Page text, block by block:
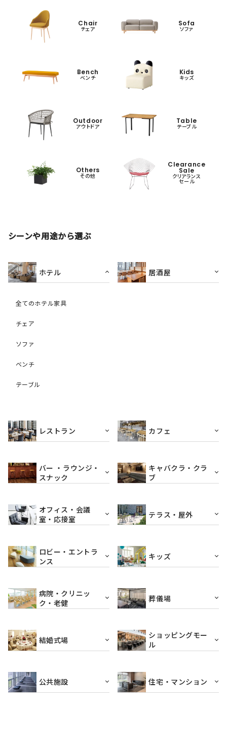
Chair
チェア
Sofa
ソファ
Bench
ベンチ
Kids
キッズ
Outdoor
アウトドア
Table
テーブル
Others
その他
Clearance
Sale
クリアランス
セール
シーンや用途から選ぶ
ホテル
全てのホテル家具
チェア
ソファ
ベンチ
テーブル
居酒屋
レストラン カフェ
バー ・ラウンジ・
スナック
キャバクラ・クラ
ブ
オフィス・会議
室・応接室
テラス・屋外
ロビー・エントラ
ンス
キッズ
病院・クリニッ
ク・老健
葬儀場
結婚式場
ショッピングモー
ル
公共施設 住宅・マンション